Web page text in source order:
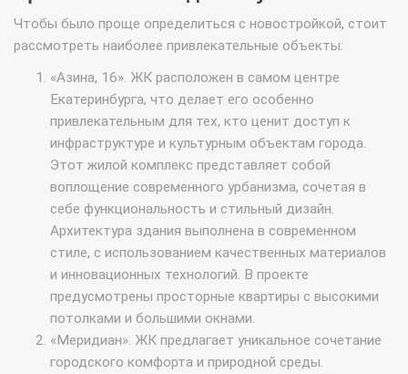
Чтобы было проще определиться с новостройкой, стоит
рассмотреть наиболее привлекательные объекты:
«Азина, 16». ЖК расположен в самом центре
Екатеринбурга, что делает его особенно
привлекательным для тех, кто ценит доступ к
инфраструктуре и культурным объектам города.
Этот жилой комплекс представляет собой
воплощение современного урбанизма, сочетая в
себе функциональность и стильный дизайн.
Архитектура здания выполнена в современном
стиле, с использованием качественных материалов
и инновационных технологий. В проекте
предусмотрены просторные квартиры с высокими
потолками и большими окнами.
«Меридиан». ЖК предлагает уникальное сочетание
городского комфорта и природной среды.